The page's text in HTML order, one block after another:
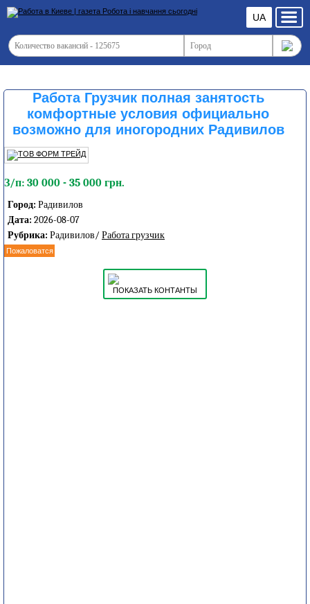
UA
Работа Грузчик полная занятость
комфортные условия официально
возможно для иногородних Радивилов
З/п: 30 000 - 35 000 грн.
Город: Радивилов
Дата: 2026-08-07
Рубрика: Радивилов/ Работа грузчик
Пожаловатся
ПОКАЗАТЬ КОНТАНТЫ